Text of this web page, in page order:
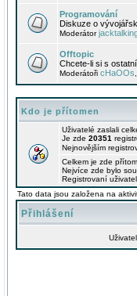
Programování
Diskuze o
Moderátor
Offtopic
Chcete-li si s
Moderátoři cHaOOs
Kdo je přítomen
Uživatelé zaslali
Je zde 20351
Nejnovějším
Celkem je zde
Nejvíce zde bylo
Registrovaní
Tato data jsou založena na
Přihlášení